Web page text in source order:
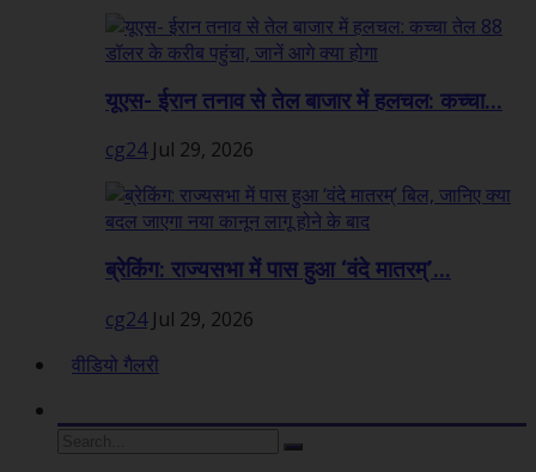
यूएस- ईरान तनाव से तेल बाजार में हलचल: कच्चा...
cg24 Jul 29, 2026
ब्रेकिंग: राज्यसभा में पास हुआ ‘वंदे मातरम्’...
cg24 Jul 29, 2026
वीडियो गैलरी